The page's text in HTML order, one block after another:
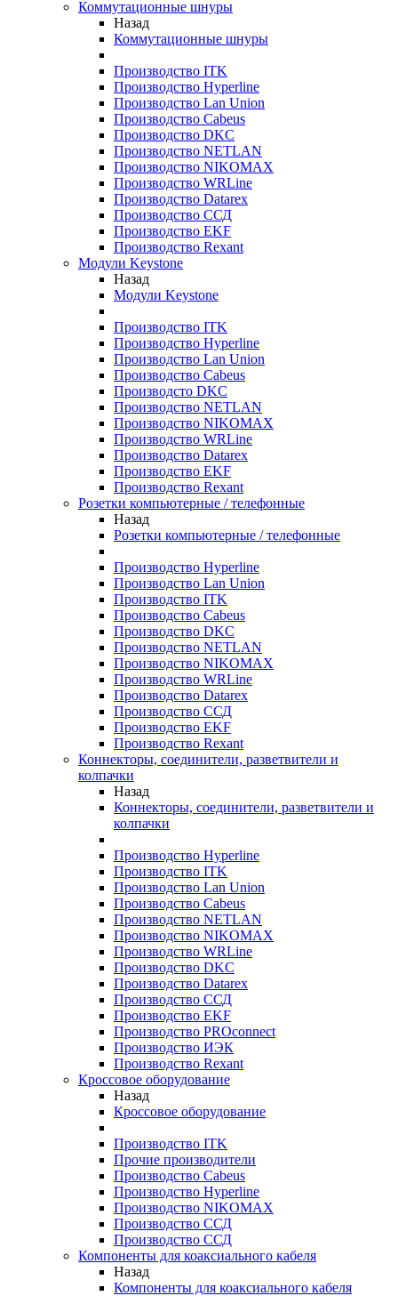
Коммутационные шнуры
Назад
Коммутационные шнуры
Производство ITK
Производство Hyperline
Производство Lan Union
Производство Cabeus
Производство DKC
Производство NETLAN
Производство NIKOMAX
Производство WRLine
Производство Datarex
Производство ССД
Производство EKF
Производство Rexant
Модули Keystone
Назад
Модули Keystone
Производство ITK
Производство Hyperline
Производство Lan Union
Производство Cabeus
Производсто DKC
Производство NETLAN
Производство NIKOMAX
Производство WRLine
Производство Datarex
Производство EKF
Производство Rexant
Розетки компьютерные / телефонные
Назад
Розетки компьютерные / телефонные
Производство Hyperline
Производство Lan Union
Производство ITK
Производство Cabeus
Производство DKC
Производство NETLAN
Производство NIKOMAX
Производство WRLine
Производство Datarex
Производство ССД
Производство EKF
Производство Rexant
Коннекторы, соединители, разветвители и
колпачки
Назад
Коннекторы, соединители, разветвители и
колпачки
Производство Hyperline
Производство ITK
Производство Lan Union
Производство Cabeus
Производство NETLAN
Производство NIKOMAX
Производство WRLine
Производство DKC
Производство Datarex
Производство ССД
Производство EKF
Производство PROconnect
Производство ИЭК
Производство Rexant
Кроссовое оборудование
Назад
Кроссовое оборудование
Производство ITK
Прочие производители
Производство Cabeus
Производство Hyperline
Производство NIKOMAX
Производство ССД
Производство ССД
Компоненты для коаксиального кабеля
Назад
Компоненты для коаксиального кабеля